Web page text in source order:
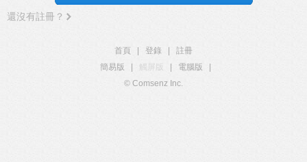
還沒有註冊？
首頁 登錄
註冊
簡易版
觸屏版 電腦版
© Comsenz Inc.